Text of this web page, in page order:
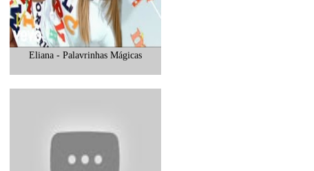
Eliana - Palavrinhas Mágicas